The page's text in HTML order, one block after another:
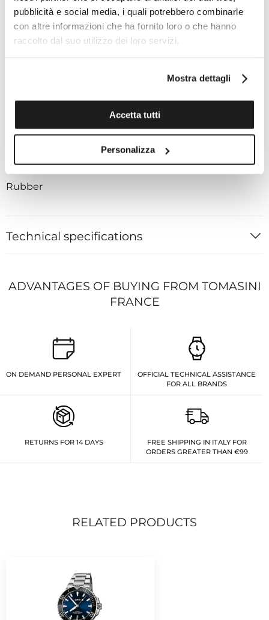
pubblicità e social media, i quali potrebbero combinarle
con altre informazioni che ha fornito loro o che hanno
raccolto dal suo utilizzo dei loro servizi.
Mostra dettagli
Accetta tutti
Personalizza
Automatic winding
Gray
Rubber
Technical specifications
ADVANTAGES OF BUYING FROM TOMASINI
FRANCE
ON DEMAND PERSONAL EXPERT
OFFICIAL TECHNICAL ASSISTANCE
FOR ALL BRANDS
RETURNS FOR 14 DAYS
FREE SHIPPING IN ITALY FOR
ORDERS GREATER THAN €99
RELATED PRODUCTS